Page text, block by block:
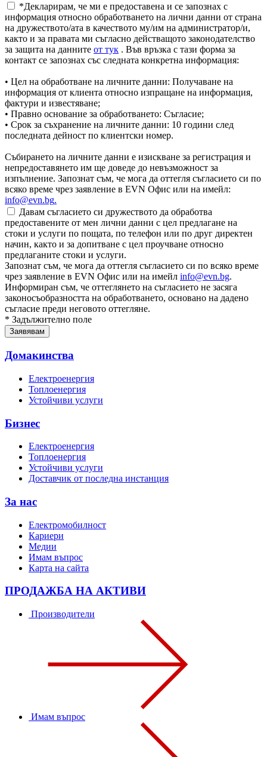
*Декларирам, че ми е предоставена и се запознах с
информация относно обработването на лични данни от страна
на дружеството/ата в качеството му/им на администратор/и,
както и за правата ми съгласно действащото законодателство
за защита на данните от тук . Във връзка с тази форма за
контакт се запознах със следната конкретна информация:
• Цел на обработване на личните данни: Получаване на
информация от клиента относно изпращане на информация,
фактури и известяване;
• Правно основание за обработването: Съгласие;
• Срок за съхранение на личните данни: 10 години след
последната дейност по клиентски номер.
Събирането на личните данни е изискване за регистрация и
непредоставянето им ще доведе до невъзможност за
изпълнение. Запознат съм, че мога да оттегля съгласието си по
всяко време чрез заявление в EVN Офис или на имейл:
info@evn.bg.
Давам съгласието си дружеството да обработва
предоставените от мен лични данни с цел предлагане на
стоки и услуги по пощата, по телефон или по друг директен
начин, както и за допитване с цел проучване относно
предлаганите стоки и услуги.
Запознат съм, че мога да оттегля съгласието си по всяко време
чрез заявление в EVN Офис или на имейл info@evn.bg.
Информиран съм, че оттеглянето на съгласието не засяга
законосъобразността на обработването, основано на дадено
съгласие преди неговото оттегляне.
* Задължително поле
Домакинства
Електроенергия
Топлоенергия
Устойчиви услуги
Бизнес
Електроенергия
Топлоенергия
Устойчиви услуги
Доставчик от последна инстанция
За нас
Електромобилност
Кариери
Медии
Имам въпрос
Карта на сайта
ПРОДАЖБА НА АКТИВИ
Производители
Имам въпрос